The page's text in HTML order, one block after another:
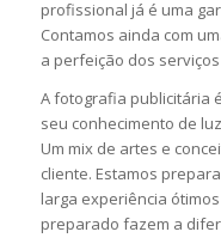
profissional já é uma
Contamos ainda com
a perfeição dos
A fotografia publicitária
seu conhecimento de
Um mix de artes e
cliente. Estamos
larga experiência
preparado fazem a